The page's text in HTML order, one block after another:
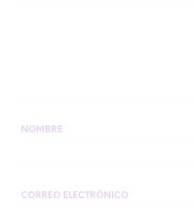
NOMBRE
CORREO ELECTRÓNICO